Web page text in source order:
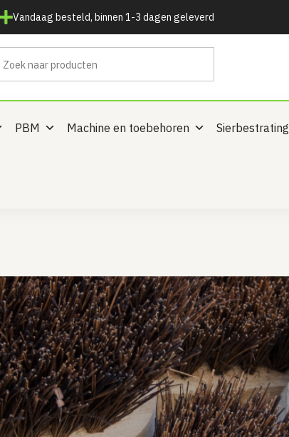
Vandaag besteld, binnen 1-3 dagen geleverd
PBM Machine en toebehoren Sierbestrating